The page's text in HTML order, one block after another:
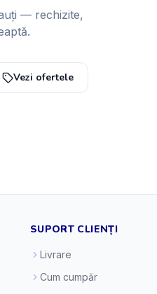
— rechizite,
Vezi ofertele
SUPORT CLIENȚI
Livrare
Cum cumpăr